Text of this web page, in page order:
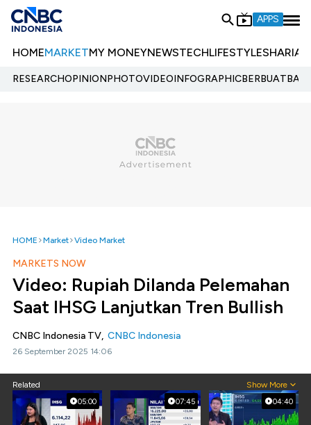
APPS
HOMEMARKETMY MONEYNEWSTECHLIFESTYLESHARIA
RESEARCHOPINIONPHOTOVIDEOINFOGRAPHIC
HOME Market Video Market
MARKETS NOW
Video: Rupiah Dilanda Pelemahan
Saat IHSG Lanjutkan Tren Bullish
CNBC Indonesia TV, CNBC Indonesia
26 September 2025 14:06
Related Show More
05:00 07:45 04:40